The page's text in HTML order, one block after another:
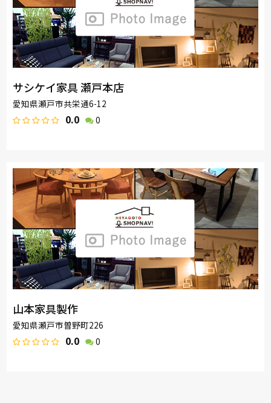
サシケイ家具 瀬戸本店
愛知県瀬戸市共栄通6-12
0.0 0
山本家具製作
愛知県瀬戸市曽野町226
0.0 0